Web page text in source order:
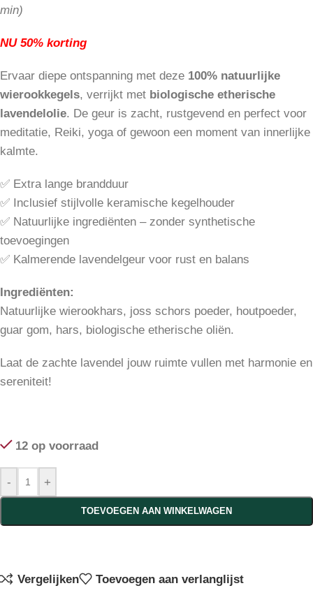
min)
NU 50% korting
Ervaar diepe ontspanning met deze 100% natuurlijke
wierookkegels, verrijkt met biologische etherische
lavendelolie. De geur is zacht, rustgevend en perfect voor
meditatie, Reiki, yoga of gewoon een moment van innerlijke
kalmte.
✅ Extra lange brandduur
✅ Inclusief stijlvolle keramische kegelhouder
✅ Natuurlijke ingrediënten – zonder synthetische
toevoegingen
✅ Kalmerende lavendelgeur voor rust en balans
Ingrediënten:
Natuurlijke wierookhars, joss schors poeder, houtpoeder,
guar gom, hars, biologische etherische oliën.
Laat de zachte lavendel jouw ruimte vullen met harmonie en
sereniteit!
12 op voorraad
- +
TOEVOEGEN AAN WINKELWAGEN
Vergelijken Toevoegen aan verlanglijst